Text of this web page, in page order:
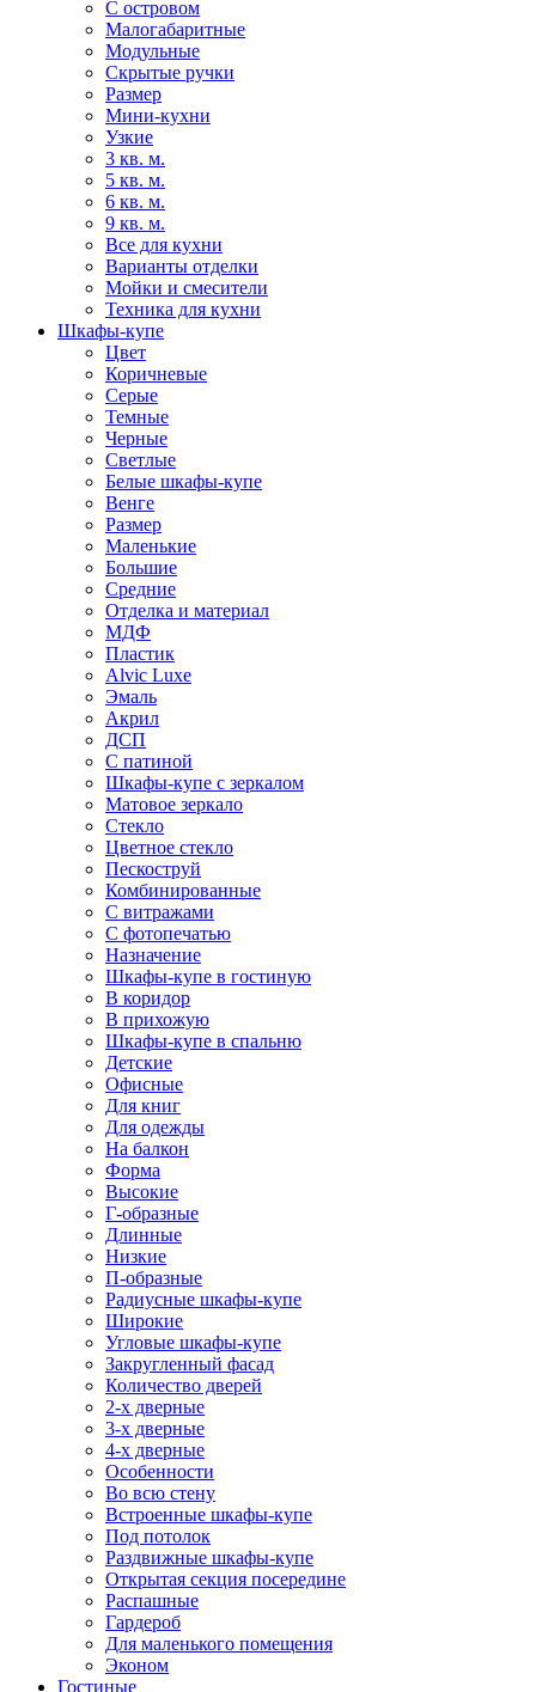
С островом
Малогабаритные
Модульные
Скрытые ручки
Размер
Мини-кухни
Узкие
3 кв. м.
5 кв. м.
6 кв. м.
9 кв. м.
Все для кухни
Варианты отделки
Мойки и смесители
Техника для кухни
Шкафы-купе
Цвет
Коричневые
Серые
Темные
Черные
Светлые
Белые шкафы-купе
Венге
Размер
Маленькие
Большие
Средние
Отделка и материал
МДФ
Пластик
Alvic Luxe
Эмаль
Акрил
ДСП
С патиной
Шкафы-купе с зеркалом
Матовое зеркало
Стекло
Цветное стекло
Пескоструй
Комбинированные
С витражами
С фотопечатью
Назначение
Шкафы-купе в гостиную
В коридор
В прихожую
Шкафы-купе в спальню
Детские
Офисные
Для книг
Для одежды
На балкон
Форма
Высокие
Г-образные
Длинные
Низкие
П-образные
Радиусные шкафы-купе
Широкие
Угловые шкафы-купе
Закругленный фасад
Количество дверей
2-х дверные
3-х дверные
4-х дверные
Особенности
Во всю стену
Встроенные шкафы-купе
Под потолок
Раздвижные шкафы-купе
Открытая секция посередине
Распашные
Гардероб
Для маленького помещения
Эконом
Гостиные